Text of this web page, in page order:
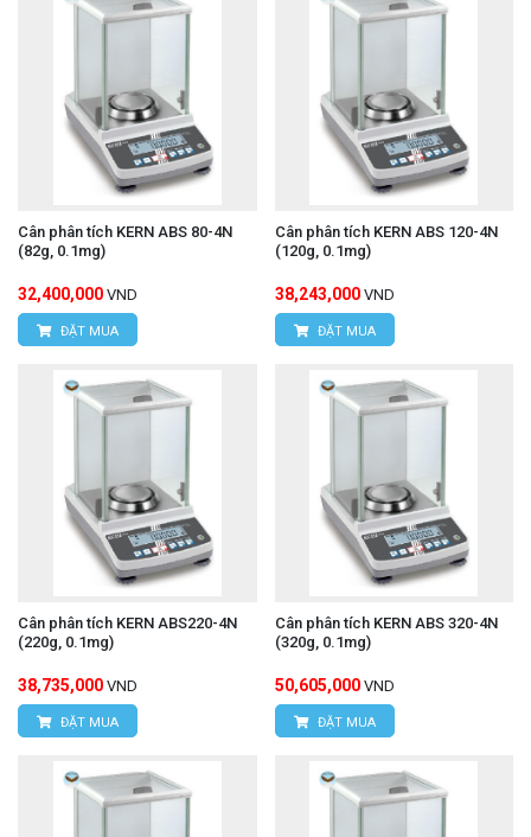
Cân phân tích KERN ABS 80-4N
(82g, 0.1mg)
32,400,000 VND
ĐẶT MUA
Cân phân tích KERN ABS 120-4N
(120g, 0.1mg)
38,243,000 VND
ĐẶT MUA
Cân phân tích KERN ABS220-4N
(220g, 0.1mg)
38,735,000 VND
ĐẶT MUA
Cân phân tích KERN ABS 320-4N
(320g, 0.1mg)
50,605,000 VND
ĐẶT MUA